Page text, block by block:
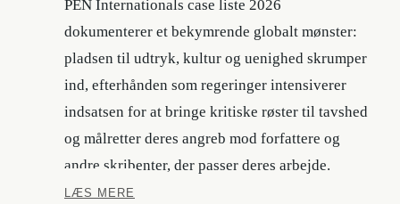
PEN Internationals case liste 2026
dokumenterer et bekymrende globalt mønster:
pladsen til udtryk, kultur og uenighed skrumper
ind, efterhånden som regeringer intensiverer
indsatsen for at bringe kritiske røster til tavshed
og målretter deres angreb mod forfattere og
andre skribenter, der passer deres arbejde.
LÆS MERE